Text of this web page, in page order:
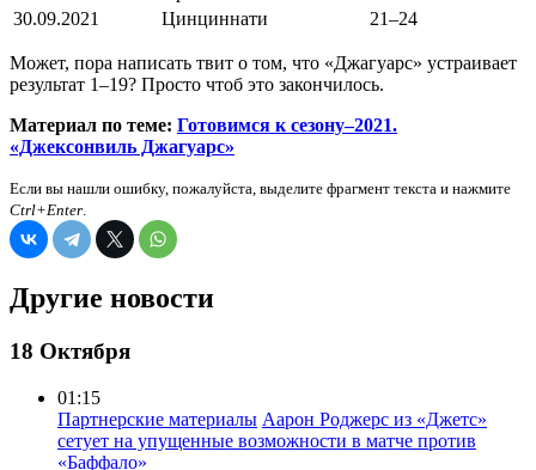
30.09.2021
Цинциннати 21–24
Может, пора написать твит о том, что «Джагуарс» устраивает
результат 1–19? Просто чтоб это закончилось.
Материал по теме: Готовимся к сезону–2021.
«Джексонвиль Джагуарс»
Если вы нашли ошибку, пожалуйста, выделите фрагмент текста и нажмите
Ctrl+Enter.
Другие новости
18 Октября
01:15
Партнерские материалы Аарон Роджерс из «Джетс»
сетует на упущенные возможности в матче против
«Баффало»